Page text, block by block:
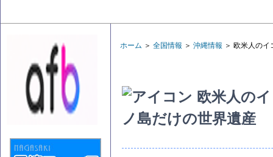
ホーム ＞ 全国情報 ＞ 沖縄情報 ＞ 欧米人の
欧米人の
ノ島だけの世界遺産